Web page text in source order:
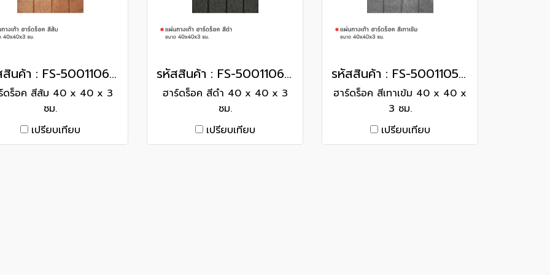
รหัสสินค้า : FS-50011061 ฮาร์ดร็อค สีส้ม 40 x 40 x 3 ซม.
ดร็อค สีส้ม 40 x 40 x 3
ซม.
เปรียบเทียบ
รหัสสินค้า : FS-50011060 ฮาร์ดร็อค สีดำ 40 x 40 x 3 ซม.
ฮาร์ดร็อค สีดำ 40 x 40 x 3
ซม.
เปรียบเทียบ
รหัสสินค้า : FS-50011059 ฮาร์ดร็อค สีเทาเข้ม 40 x 40 x 3 ซม.
ฮาร์ดร็อค สีเทาเข้ม 40 x 40 x
3 ซม.
เปรียบเทียบ